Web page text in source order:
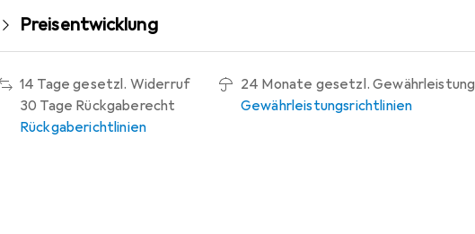
Preisentwicklung
14 Tage gesetzl. Widerruf
30 Tage Rückgaberecht
Rückgaberichtlinien
24 Monate gesetzl. Gewährleistung
Gewährleistungsrichtlinien